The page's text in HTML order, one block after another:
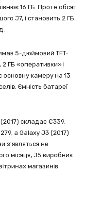
16 ГБ. Проте обсяг
J7, і становить 2 ГБ.
5-дюймовий TFT-
ГБ «оперативки» і
основну камеру на 13
Ємність батареї
складає €339,
а Galaxy J3 (2017)
з’являться не
місяця, J5 виробник
магазинів